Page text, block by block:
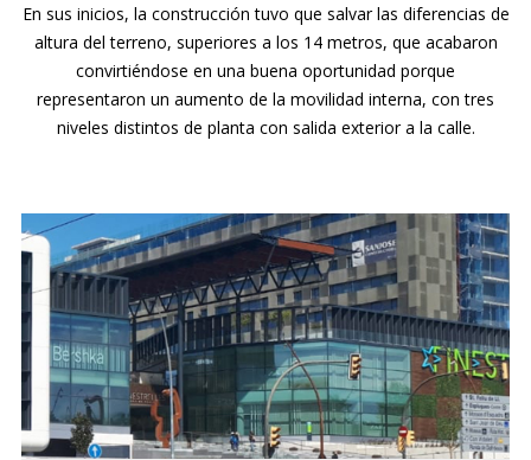
En sus inicios, la construcción tuvo que salvar las diferencias de
altura del terreno, superiores a los 14 metros, que acabaron
convirtiéndose en una buena oportunidad porque
representaron un aumento de la movilidad interna, con tres
niveles distintos de planta con salida exterior a la calle.